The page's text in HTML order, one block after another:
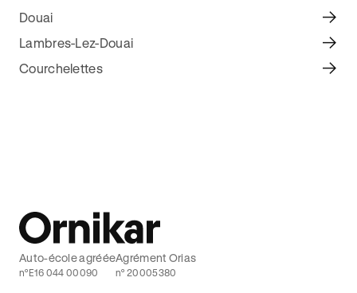
Douai
Lambres-Lez-Douai
Courchelettes
Auto-école agréée
n°E16 044 00090
Agrément Orias
n° 20005380